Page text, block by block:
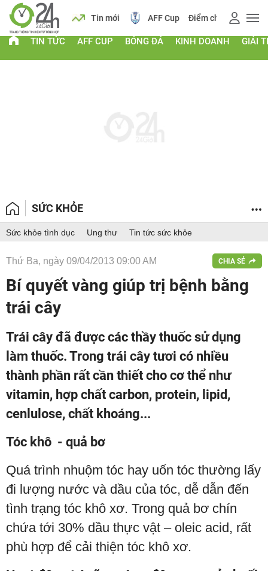
Lịch Tin mới AFF Cup Điểm chuẩn 2026
TIN TỨC AFF CUP BÓNG ĐÁ KINH DOANH GIẢI
SỨC KHỎE
Sức khỏe tình dục Ung thư Tin tức sức khỏe
Thứ Ba, ngày 09/04/2013 09:00 AM CHIA SẺ
Bí quyết vàng giúp trị bệnh bằng
trái cây
Trái cây đã được các thầy thuốc sử dụng
làm thuốc. Trong trái cây tươi có nhiều
thành phần rất cần thiết cho cơ thể như
vitamin, hợp chất carbon, protein, lipid,
cenlulose, chất khoáng...
Tóc khô - quả bơ
Quá trình nhuộm tóc hay uốn tóc thường lấy
đi lượng nước và dầu của tóc, dễ dẫn đến
tình trạng tóc khô xơ. Trong quả bơ chín
chứa tới 30% dầu thực vật – oleic acid, rất
phù hợp để cải thiện tóc khô xơ.